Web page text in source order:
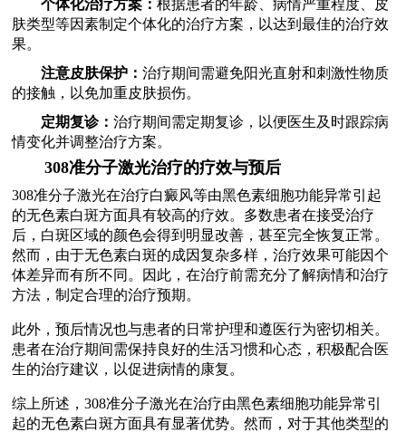
个体化治疗方案：根据患者的年龄、病情严重程度、皮
肤类型等因素制定个体化的治疗方案，以达到最佳的治疗效
果。
注意皮肤保护：治疗期间需避免阳光直射和刺激性物质
的接触，以免加重皮肤损伤。
定期复诊：治疗期间需定期复诊，以便医生及时跟踪病
情变化并调整治疗方案。
308准分子激光治疗的疗效与预后
308准分子激光在治疗白癜风等由黑色素细胞功能异常引起
的无色素白斑方面具有较高的疗效。多数患者在接受治疗
后，白斑区域的颜色会得到明显改善，甚至完全恢复正常。
然而，由于无色素白斑的成因复杂多样，治疗效果可能因个
体差异而有所不同。因此，在治疗前需充分了解病情和治疗
方法，制定合理的治疗预期。
此外，预后情况也与患者的日常护理和遵医行为密切相关。
患者在治疗期间需保持良好的生活习惯和心态，积极配合医
生的治疗建议，以促进病情的康复。
综上所述，308准分子激光在治疗由黑色素细胞功能异常引
起的无色素白斑方面具有显著优势。然而，对于其他类型的